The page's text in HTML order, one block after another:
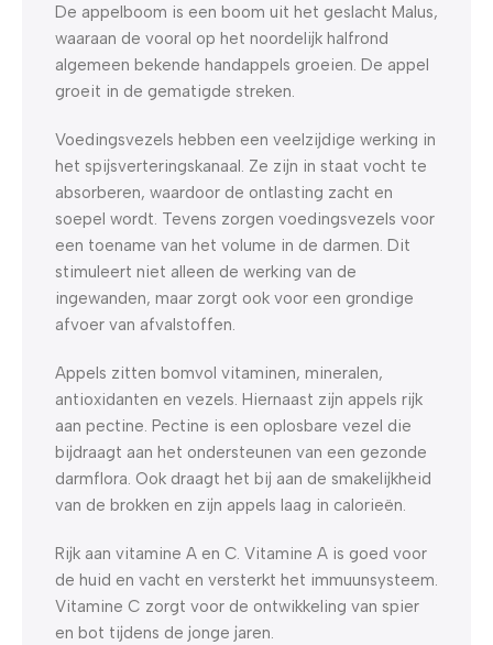
De appelboom is een boom uit het geslacht Malus,
waaraan de vooral op het noordelijk halfrond
algemeen bekende handappels groeien. De appel
groeit in de gematigde streken.
Voedingsvezels hebben een veelzijdige werking in
het spijsverteringskanaal. Ze zijn in staat vocht te
absorberen, waardoor de ontlasting zacht en
soepel wordt. Tevens zorgen voedingsvezels voor
een toename van het volume in de darmen. Dit
stimuleert niet alleen de werking van de
ingewanden, maar zorgt ook voor een grondige
afvoer van afvalstoffen.
Appels zitten bomvol vitaminen, mineralen,
antioxidanten en vezels. Hiernaast zijn appels rijk
aan pectine. Pectine is een oplosbare vezel die
bijdraagt aan het ondersteunen van een gezonde
darmflora. Ook draagt het bij aan de smakelijkheid
van de brokken en zijn appels laag in calorieën.
Rijk aan vitamine A en C. Vitamine A is goed voor
de huid en vacht en versterkt het immuunsysteem.
Vitamine C zorgt voor de ontwikkeling van spier
en bot tijdens de jonge jaren.